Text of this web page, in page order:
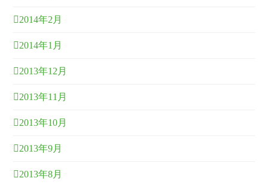
2014年2月
2014年1月
2013年12月
2013年11月
2013年10月
2013年9月
2013年8月